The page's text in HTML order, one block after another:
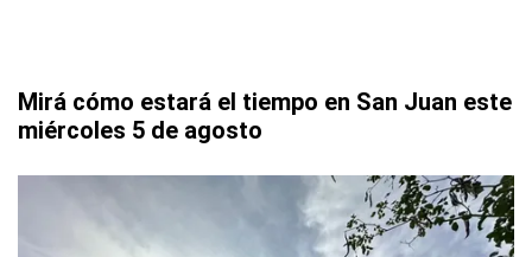
Mirá cómo estará el tiempo en San Juan este
miércoles 5 de agosto